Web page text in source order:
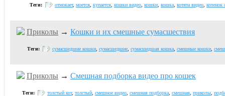
Теги: отмокает, моется купается кошки видео кошки кошка котята видео котенок
Приколы → Кошки и их смешные сумасшествия
Теги: сумасшедшие кошки сумасшедшие сумасшедшая кошка смешные кошки
Приколы → Смешная подборка видео про кошек
Теги: толстый кот, толстый смешное видео смешная подборка смешная приколы